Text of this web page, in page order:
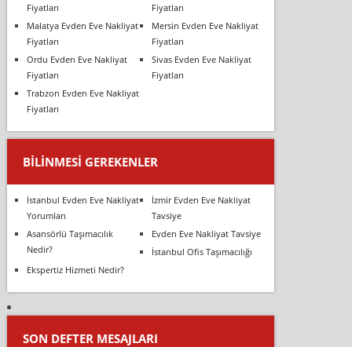
Fiyatları
Fiyatları
Malatya Evden Eve Nakliyat
Fiyatları
Mersin Evden Eve Nakliyat
Fiyatları
Ordu Evden Eve Nakliyat
Fiyatları
Sivas Evden Eve Nakliyat
Fiyatları
Trabzon Evden Eve Nakliyat
Fiyatları
BILINMESI GEREKENLER
İstanbul Evden Eve Nakliyat
Yorumları
İzmir Evden Eve Nakliyat
Tavsiye
Asansörlü Taşımacılık
Nedir?
Evden Eve Nakliyat Tavsiye
İstanbul Ofis Taşımacılığı
Ekspertiz Hizmeti Nedir?
SON DEFTER MESAJLARI